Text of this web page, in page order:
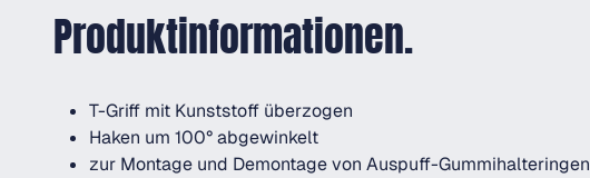
Produktinformationen.
T-Griff mit Kunststoff überzogen
Haken um 100° abgewinkelt
zur Montage und Demontage von Auspuff-Gummihalteringen